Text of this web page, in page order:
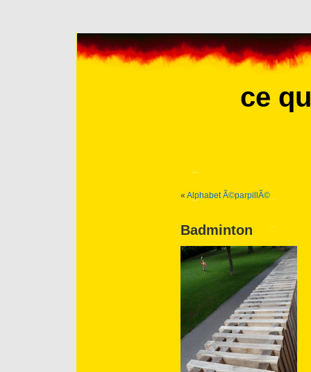
ce
« Alphabet Ã©parpillÃ©
Badminton